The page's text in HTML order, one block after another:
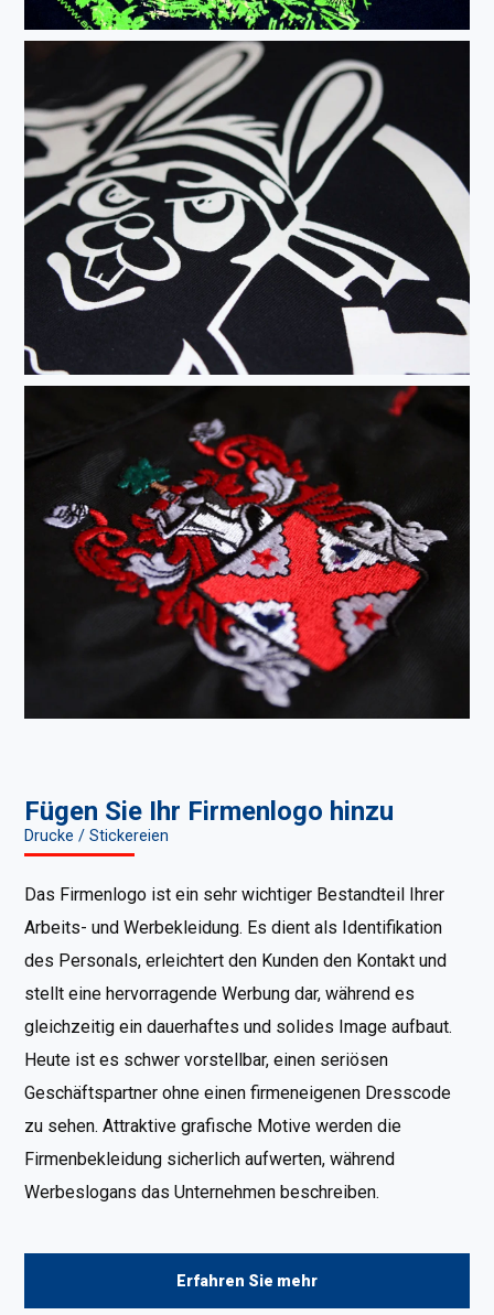
Fügen Sie Ihr Firmenlogo hinzu
Drucke / Stickereien
Das Firmenlogo ist ein sehr wichtiger Bestandteil Ihrer
Arbeits- und Werbekleidung. Es dient als Identifikation
des Personals, erleichtert den Kunden den Kontakt und
stellt eine hervorragende Werbung dar, während es
gleichzeitig ein dauerhaftes und solides Image aufbaut.
Heute ist es schwer vorstellbar, einen seriösen
Geschäftspartner ohne einen firmeneigenen Dresscode
zu sehen. Attraktive grafische Motive werden die
Firmenbekleidung sicherlich aufwerten, während
Werbeslogans das Unternehmen beschreiben.
Erfahren Sie mehr